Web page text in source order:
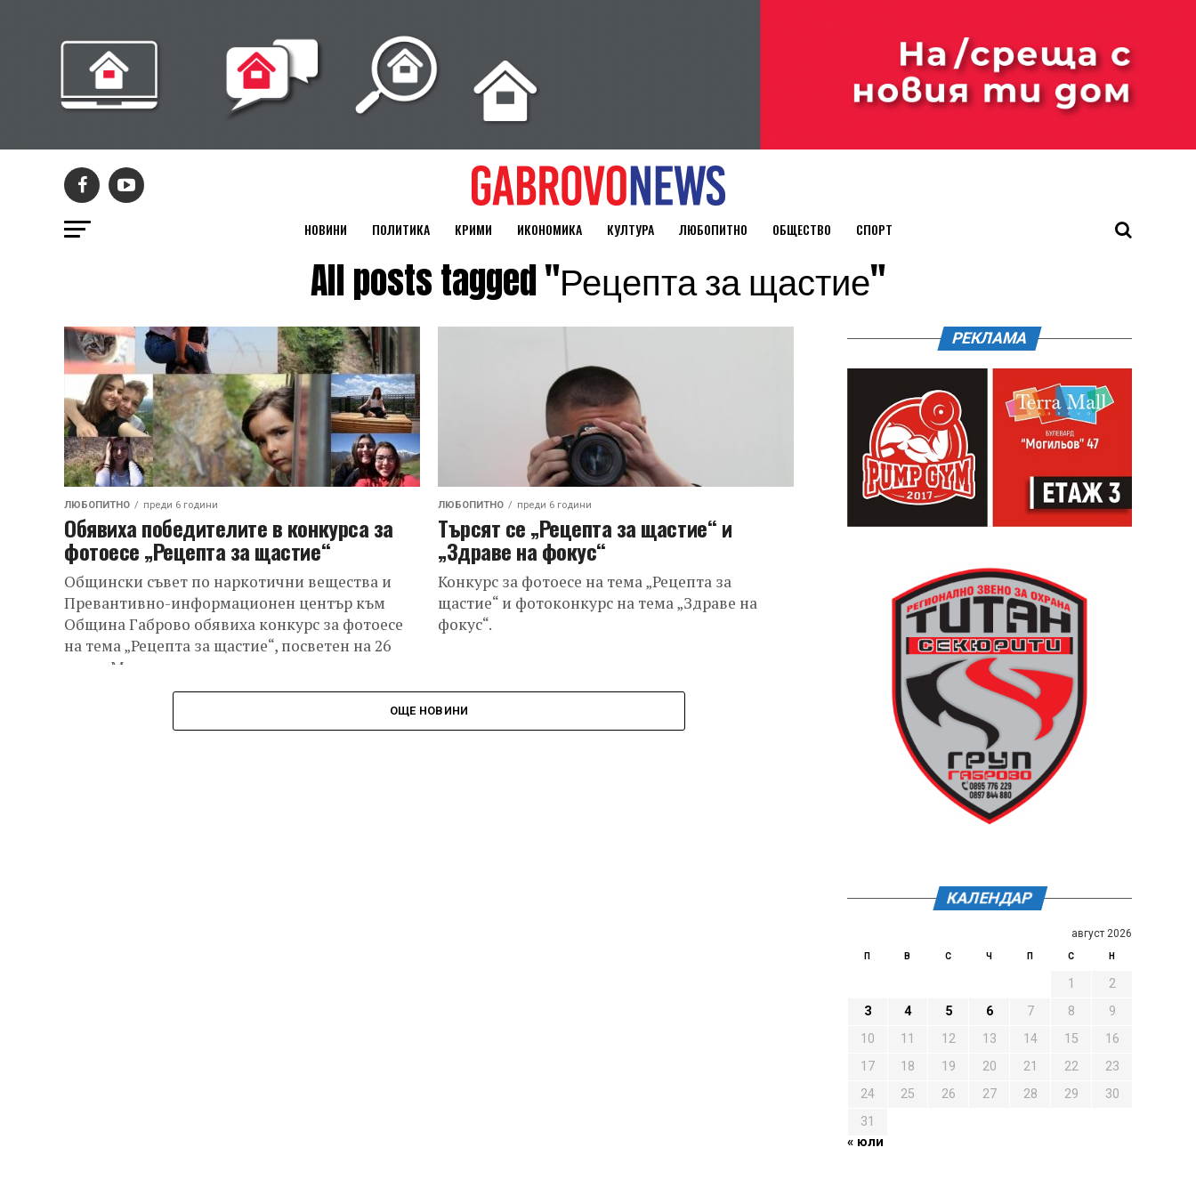
НОВИНИ ПОЛИТИКА КРИМИ ИКОНОМИКА КУЛТУРА ЛЮБОПИТНО ОБЩЕСТВО СПОРТ
All posts tagged "Рецепта за щастие"
ЛЮБОПИТНО преди 6 години
Обявиха победителите в конкурса за
фотоесе „Рецепта за щастие“
Общински съвет по наркотични вещества и
Превантивно-информационен център към
Община Габрово обявиха конкурс за фотоесе
на тема „Рецепта за щастие“, посветен на 26
юни – Международен...
ЛЮБОПИТНО преди 6 години
Търсят се „Рецепта за щастие“ и
„Здраве на фокус“
Конкурс за фотоесе на тема „Рецепта за
щастие“ и фотоконкурс на тема „Здраве на
фокус“.
ОЩЕ НОВИНИ
РЕКЛАМА
КАЛЕНДАР
август 2026
П В С Ч П С Н
1
2
3
4 5 6 7 8
9
10
11 12 13 14 15
16
17
18 19 20 21 22
23
24
25 26 27 28 29
30
31
« юли